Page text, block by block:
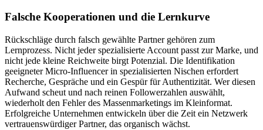
Falsche Kooperationen und die Lernkurve
Rückschläge durch falsch gewählte Partner gehören zum
Lernprozess. Nicht jeder spezialisierte Account passt zur Marke, und
nicht jede kleine Reichweite birgt Potenzial. Die Identifikation
geeigneter Micro-Influencer in spezialisierten Nischen erfordert
Recherche, Gespräche und ein Gespür für Authentizität. Wer diesen
Aufwand scheut und nach reinen Followerzahlen auswählt,
wiederholt den Fehler des Massenmarketings im Kleinformat.
Erfolgreiche Unternehmen entwickeln über die Zeit ein Netzwerk
vertrauenswürdiger Partner, das organisch wächst.